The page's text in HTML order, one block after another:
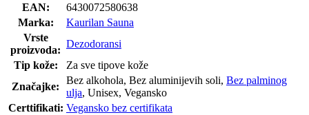
EAN:
6430072580638
Marka:
Kaurilan Sauna
Vrste
proizvoda:
Dezodoransi
Tip kože:
Za sve tipove kože
Značajke:
Bez alkohola, Bez aluminijevih soli, Bez palminog
ulja, Unisex, Vegansko
Certtifikati: Vegansko bez certifikata